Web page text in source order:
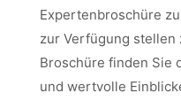
Expertenbroschüre
zur Verfügung stellen
Broschüre finden Sie
und wertvolle